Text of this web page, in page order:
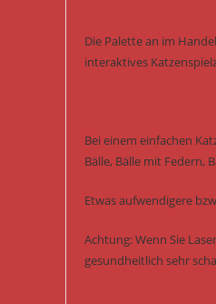
Die Palette an im
interaktives
Bei einem einfachen
Bälle, Bälle mit Federn,
Etwas aufwendigere
Achtung: Wenn Sie
gesundheitlich sehr